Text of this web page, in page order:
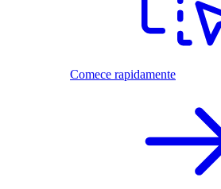
Comece rapidamente